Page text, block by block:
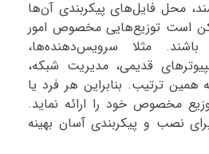
محل فایل‌های پیکربندی آن‌ها
است توزیع‌هایی مخصوص امور
مثلا سرویس‌دهنده‌ها،
قدیمی، مدیریت شبکه،
همین ترتیب. بنابراین هر فرد یا
مخصوص خود را ارائه نماید.
نصب و پیکربندی آسان بهینه